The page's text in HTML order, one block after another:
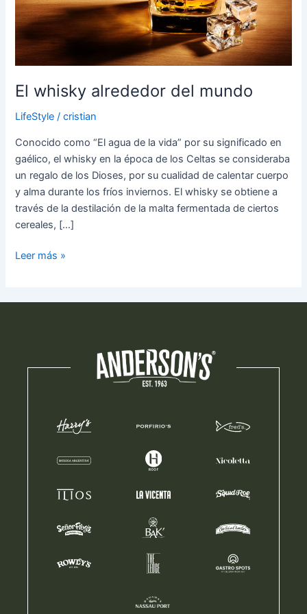
El whisky alrededor del mundo
LifeStyle /cristian
Conocido como “El agua de la vida” por su significado en
gaélico, el whisky en la época de los Celtas se consideraba
un regalo de los Dioses, por su cualidad de calentar cuerpo
y alma durante los fríos inviernos. El whisky se obtiene a
través de la destilación de la malta fermentada de ciertos
cereales, […]
Leer más »